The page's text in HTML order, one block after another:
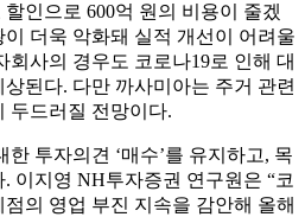
인으로 600억 원의 비용이 줄겠
더욱 악화돼 실적 개선이 어려울
회사의 경우도 코로나19로 인해 대
된다. 다만 까사미아는 주거 관련
두드러질 전망이다.
투자의견 ‘매수’를 유지하고, 목
이지영 NH투자증권 연구원은 “코
의 영업 부진 지속을 감안해 올해